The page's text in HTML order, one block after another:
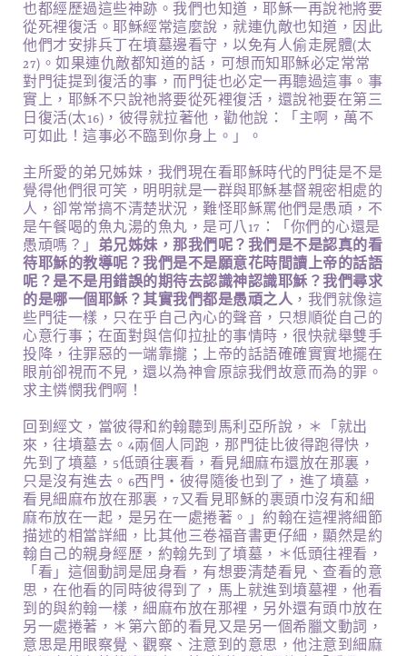
也都經歷過這些神跡。我們也知道，耶穌一再說祂將要
從死裡復活。耶穌經常這麼說，就連仇敵也知道，因此
他們才安排兵丁在墳墓邊看守，以免有人偷走屍體(太
27)。如果連仇敵都知道的話，可想而知耶穌必定常常
對門徒提到復活的事，而門徒也必定一再聽過這事。事
實上，耶穌不只說祂將要從死裡復活，還說祂要在第三
日復活(太16)，彼得就拉著他，勸他說：「主啊，萬不
可如此！這事必不臨到你身上。」。
主所愛的弟兄姊妹，我們現在看耶穌時代的門徒是不是
覺得他們很可笑，明明就是一群與耶穌基督親密相處的
人，卻常常搞不清楚狀況，難怪耶穌罵他們是愚頑，不
是午餐喝的魚丸湯的魚丸，是可八17：「你們的心還是
愚頑嗎？」 弟兄姊妹，那我們呢？我們是不是認真的看
待耶穌的教導呢？我們是不是願意花時間讀上帝的話語
呢？是不是用錯誤的期待去認識神認識耶穌？我們尋求
的是哪一個耶穌？其實我們都是愚頑之人 ，我們就像這
些門徒一樣，只在乎自己內心的聲音，只想順從自己的
心意行事；在面對與信仰拉扯的事情時，很快就舉雙手
投降，往罪惡的一端靠攏；上帝的話語確確實實地擺在
眼前卻視而不見，還以為神會原諒我們故意而為的罪。
求主憐憫我們啊！
回到經文，當彼得和約翰聽到馬利亞所說，＊「就出
來，往墳墓去。4兩個人同跑，那門徒比彼得跑得快，
先到了墳墓，5低頭往裏看，看見細麻布還放在那裏，
只是沒有進去。6西門‧彼得隨後也到了，進了墳墓，
看見細麻布放在那裏，7又看見耶穌的裹頭巾沒有和細
麻布放在一起，是另在一處捲著。」約翰在這裡將細節
描述的相當詳細，比其他三卷福音書更仔細，顯然是約
翰自己的親身經歷，約翰先到了墳墓，＊低頭往裡看，
「看」這個動詞是屈身看，有想要清楚看見、查看的意
思，在他看的同時彼得到了，馬上就進到墳墓裡，他看
到的與約翰一樣，細麻布放在那裡，另外還有頭巾放在
另一處捲著，＊第六節的看見又是另一個希臘文動詞，
意思是用眼察覺、觀察、注意到的意思，他注意到細麻